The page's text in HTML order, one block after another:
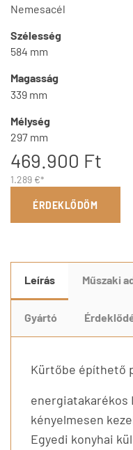
Nemesacél
Szélesség
584 mm
Magasság
339 mm
Mélység
297 mm
469.900 Ft
1.289 €*
ÉRDEKLŐDÖM
Leírás Műszaki
Gyártó
Kürtőbe építhető
energiatakarékos
kényelmesen
Egyedi konyhai